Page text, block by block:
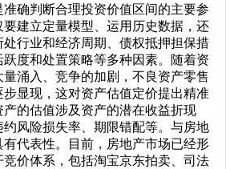
确判断合理投资价值区间的主要参
建立定量模型、运用历史数据，还
行业和经济周期、债权抵押担保措
度和处置策略等多种因素。随着资
涌入、竞争的加剧，不良资产零售
显现，这对资产估值定价提出精准
的估值涉及资产的潜在收益折现
风险损失率、期限错配等。与房地
代表性。目前，房地产市场已经形
价体系，包括淘宝京东拍卖、司法